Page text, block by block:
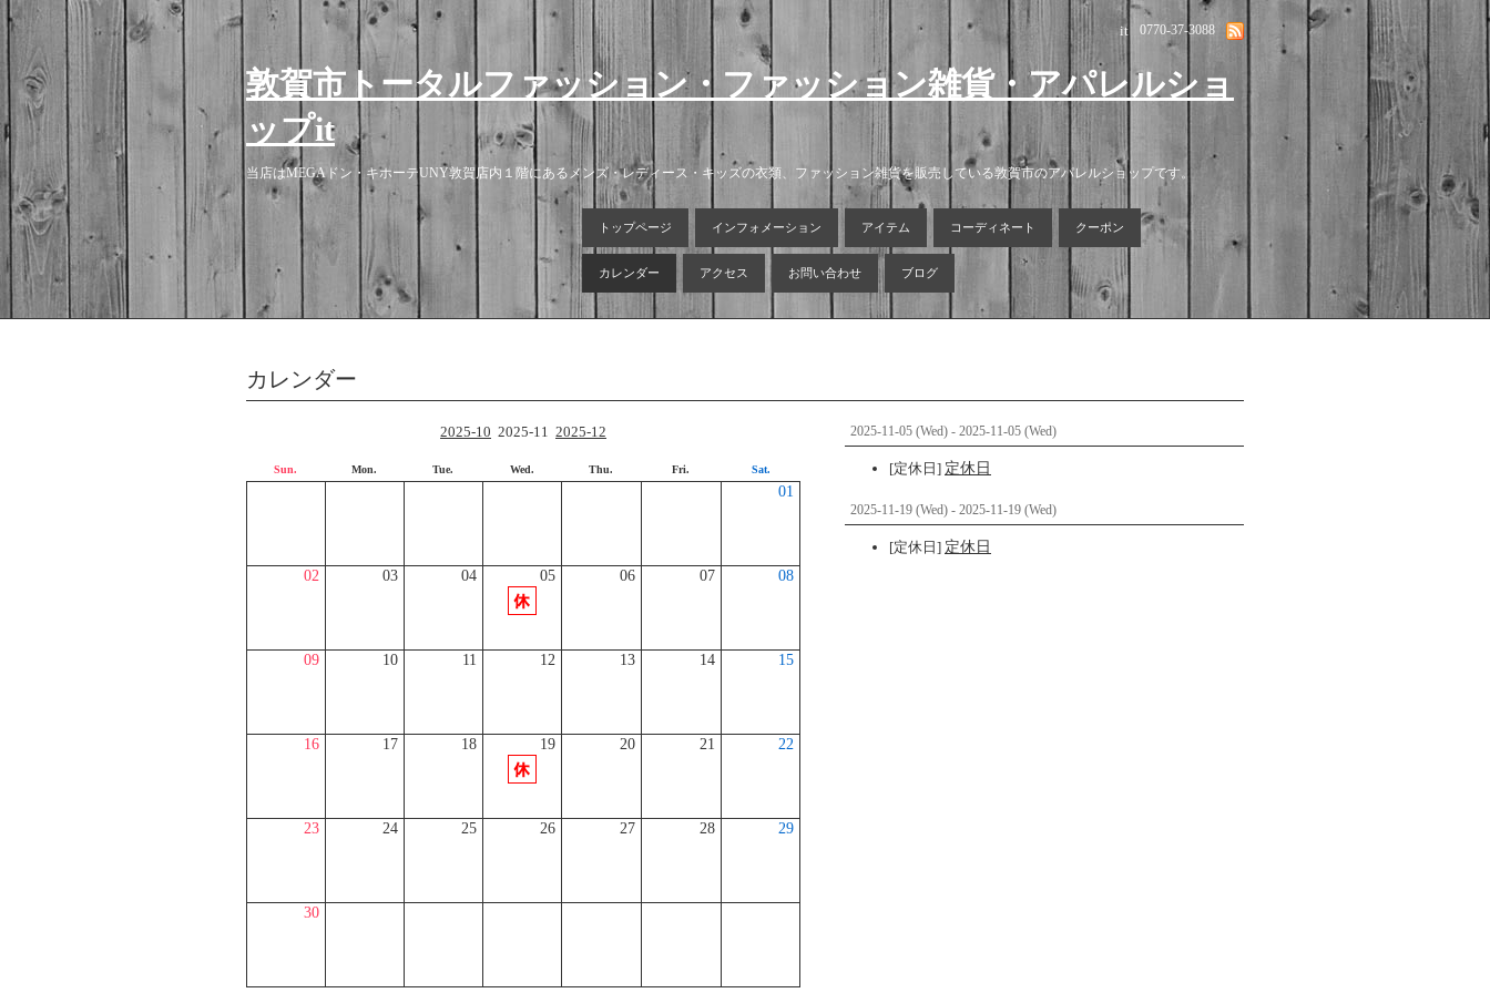
0770-37-3088
it
敦賀市トータルファッション・ファッション雑貨・アパレルショ
ップit
当店はMEGAドン・キホーテUNY敦賀店内１階にあるメンズ・レディース・キッズの衣類、ファッション雑貨を販売している敦賀市のアパレルショップです。
トップページ インフォメーション アイテム コーディネート クーポン
カレンダー アクセス お問い合わせ ブログ
カレンダー
2025-10 2025-11 2025-12
Sun. Mon. Tue. Wed. Thu. Fri. Sat.
01
02 03 04 05 06 07 08
09 10 11 12 13 14 15
16 17 18 19 20 21 22
23 24 25 26 27 28 29
30
2025-11-05 (Wed) - 2025-11-05 (Wed)
[定休日] 定休日
2025-11-19 (Wed) - 2025-11-19 (Wed)
[定休日] 定休日